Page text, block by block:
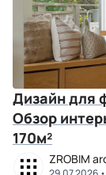
Дизайн для
Обзор
170м²
ZROBIM